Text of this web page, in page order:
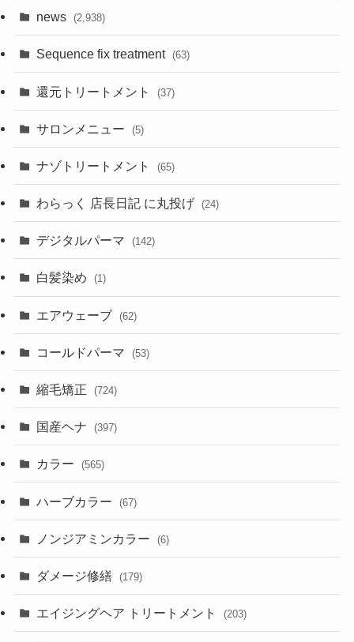
news (2,938)
Sequence fix treatment (63)
還元トリートメント (37)
サロンメニュー (5)
ナゾトリートメント (65)
わらっく 店長日記 に丸投げ (24)
デジタルパーマ (142)
白髪染め (1)
エアウェーブ (62)
コールドパーマ (53)
縮毛矯正 (724)
国産ヘナ (397)
カラー (565)
ハーブカラー (67)
ノンジアミンカラー (6)
ダメージ修繕 (179)
エイジングヘア トリートメント (203)